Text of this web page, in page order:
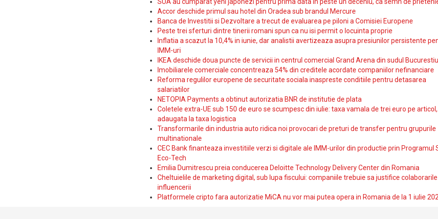
Accor deschide primul sau hotel din Oradea sub brandul Mercure
Banca de Investitii si Dezvoltare a trecut de evaluarea pe piloni a Comisiei Europene
Peste trei sferturi dintre tinerii romani spun ca nu isi permit o locuinta proprie
Inflatia a scazut la 10,4% in iunie, dar analistii avertizeaza asupra presiunilor persistente
IMM-uri
IKEA deschide doua puncte de servicii in centrul comercial Grand Arena din sudul
Imobiliarele comerciale concentreaza 54% din creditele acordate companiilor nefinanciare
Reforma regulilor europene de securitate sociala inaspreste conditiile pentru detasarea
salariatilor
NETOPIA Payments a obtinut autorizatia BNR de institutie de plata
Coletele extra-UE sub 150 de euro se scumpesc din iulie: taxa vamala de trei euro pe articol,
adaugata la taxa logistica
Transformarile din industria auto ridica noi provocari de preturi de transfer pentru grupurile
multinationale
CEC Bank finanteaza investitiile verzi si digitale ale IMM-urilor din productie prin Programul
Eco-Tech
Emilia Dumitrescu preia conducerea Deloitte Technology Delivery Center din Romania
Cheltuielile de marketing digital, sub lupa fiscului: companiile trebuie sa justifice colaborarile
influencerii
Platformele cripto fara autorizatie MiCA nu vor mai putea opera in Romania de la 1 iulie